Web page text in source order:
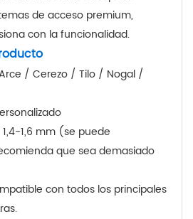
de acceso premium,
con la funcionalidad.
/ Cerezo / Tilo / Nogal /
1,4-1,6 mm (se puede
que sea demasiado
con todos los principales